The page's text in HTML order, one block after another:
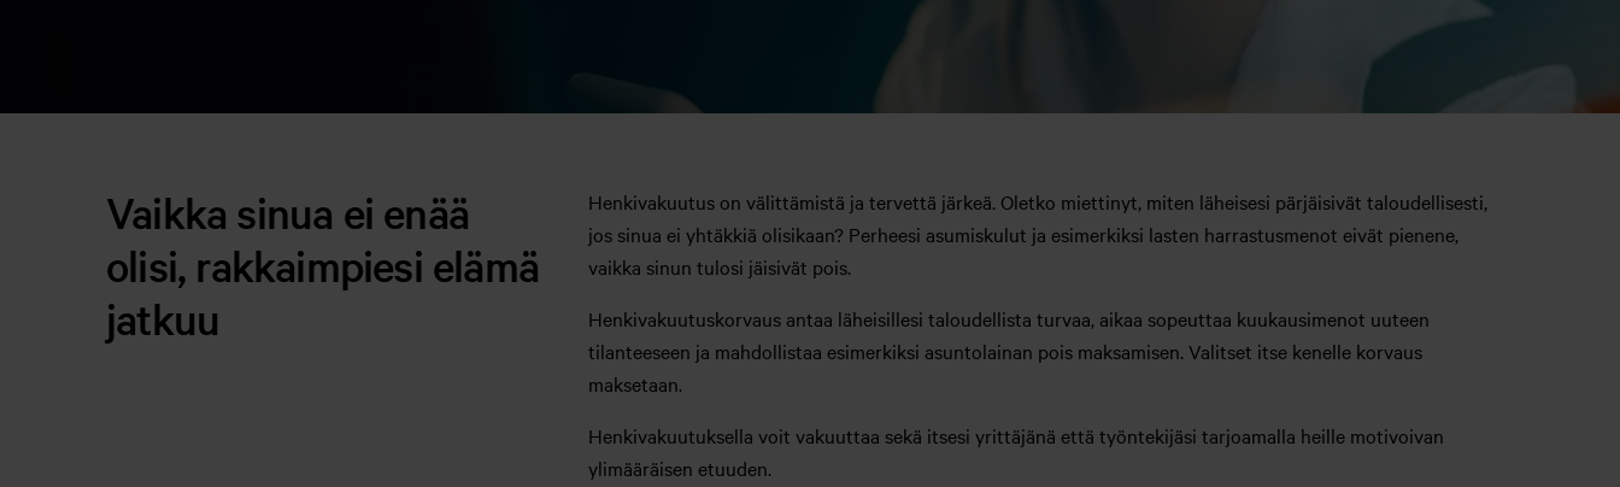
Vaikka sinua ei enää
olisi, rakkaimpiesi elämä
jatkuu
Henkivakuutus on välittämistä ja tervettä järkeä. Oletko miettinyt, miten läheisesi pärjäisivät taloudellisesti,
jos sinua ei yhtäkkiä olisikaan? Perheesi asumiskulut ja esimerkiksi lasten harrastusmenot eivät pienene,
vaikka sinun tulosi jäisivät pois.
Henkivakuutuskorvaus antaa läheisillesi taloudellista turvaa, aikaa sopeuttaa kuukausimenot uuteen
tilanteeseen ja mahdollistaa esimerkiksi asuntolainan pois maksamisen. Valitset itse kenelle korvaus
maksetaan.
Henkivakuutuksella voit vakuuttaa sekä itsesi yrittäjänä että työntekijäsi tarjoamalla heille motivoivan
ylimääräisen etuuden.